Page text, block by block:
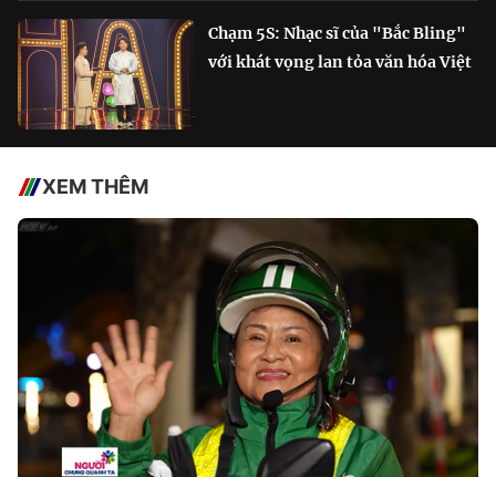
Chạm 5S: Nhạc sĩ của "Bắc Bling"
với khát vọng lan tỏa văn hóa Việt
XEM THÊM